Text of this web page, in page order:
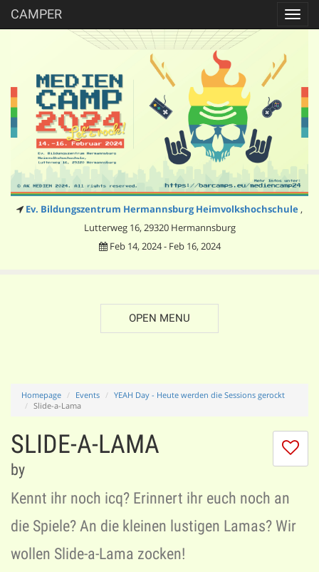
CAMPER
Ev. Bildungszentrum Hermannsburg Heimvolkshochschule ,
Lutterweg 16, 29320 Hermannsburg
Feb 14, 2024 - Feb 16, 2024
OPEN MENU
Homepage Events
YEAH Day - Heute werden die Sessions gerockt
Slide-a-Lama
I
SLIDE-A-LAMA
by
Kennt ihr noch icq? Erinnert ihr euch noch an
die Spiele? An die kleinen lustigen Lamas? Wir
wollen Slide-a-Lama zocken!